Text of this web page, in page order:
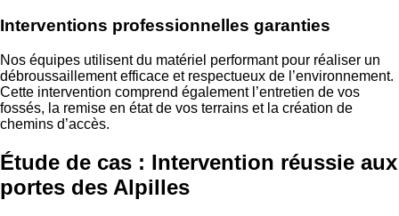
Interventions professionnelles garanties
Nos équipes utilisent du matériel performant pour réaliser un
débroussaillement efficace et respectueux de l’environnement.
Cette intervention comprend également l’entretien de vos
fossés, la remise en état de vos terrains et la création de
chemins d’accès.
Étude de cas : Intervention réussie aux
portes des Alpilles